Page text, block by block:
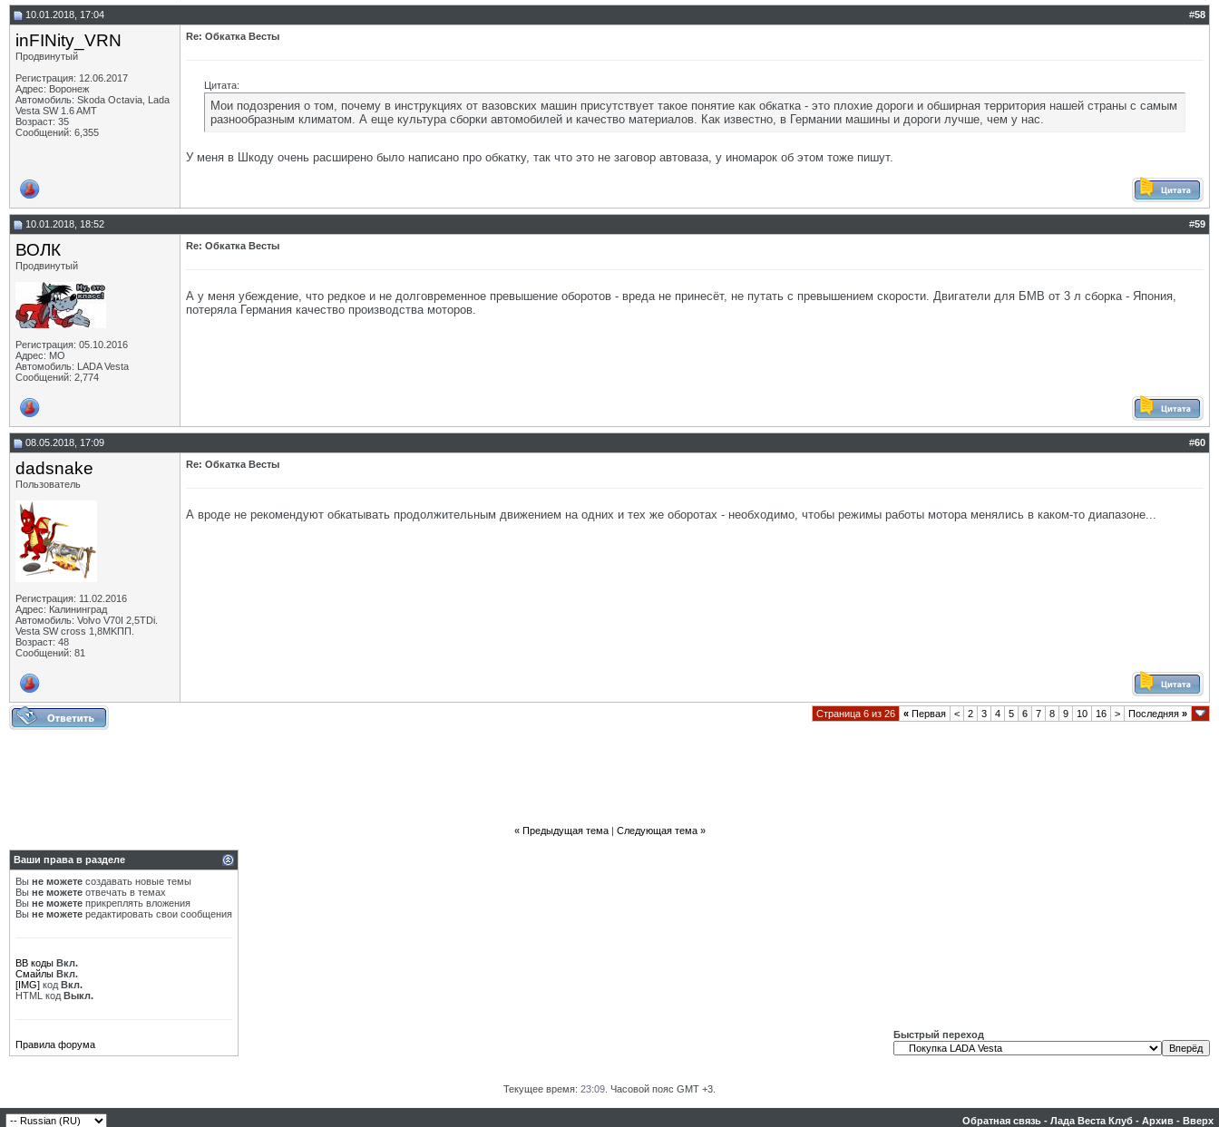
10.01.2018, 17:04 #58
inFINity_VRN
Продвинутый
Регистрация: 12.06.2017
Адрес: Воронеж
Автомобиль: Skoda Octavia, Lada
Vesta SW 1.6 AMT
Возраст: 35
Сообщений: 6,355
Re: Обкатка Весты
Цитата:
Мои подозрения о том, почему в инструкциях от вазовских машин присутствует такое понятие как обкатка - это плохие дороги и обширная территория нашей страны с самым
разнообразным климатом. А еще культура сборки автомобилей и качество материалов. Как известно, в Германии машины и дороги лучше, чем у нас.
У меня в Шкоду очень расширено было написано про обкатку, так что это не заговор автоваза, у иномарок об этом тоже пишут.
10.01.2018, 18:52 #59
ВОЛК
Продвинутый
Регистрация: 05.10.2016
Адрес: МО
Автомобиль: LADA Vesta
Сообщений: 2,774
Re: Обкатка Весты
А у меня убеждение, что редкое и не долговременное превышение оборотов - вреда не принесёт, не путать с превышением скорости. Двигатели для БМВ от 3 л сборка - Япония,
потеряла Германия качество производства моторов.
08.05.2018, 17:09 #60
dadsnake
Пользователь
Регистрация: 11.02.2016
Адрес: Калининград
Автомобиль: Volvo V70I 2,5TDi.
Vesta SW cross 1,8MKПП.
Возраст: 48
Сообщений: 81
Re: Обкатка Весты
А вроде не рекомендуют обкатывать продолжительным движением на одних и тех же оборотах - необходимо, чтобы режимы работы мотора менялись в каком-то диапазоне...
Страница 6 из 26 « Первая < 2 3 4 5 6 7 8 9 10 16 > Последняя »
« Предыдущая тема| Следующая тема »
Ваши права в разделе
Вы не можете создавать новые темы
Вы не можете отвечать в темах
Вы не можете прикреплять вложения
Вы не можете редактировать свои сообщения
BB коды Вкл.
Смайлы Вкл.
[IMG] код Вкл.
HTML код Выкл.
Правила форума
Быстрый переход
Текущее время: 23:09 . Часовой пояс GMT +3.
Обратная связь - Лада Веста Клуб - Архив - Вверх